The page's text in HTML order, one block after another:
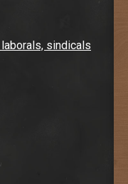
sindicals